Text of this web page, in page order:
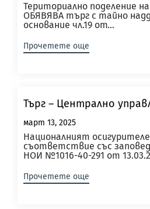
Териториално поделение
ОБЯВЯВА търг с тайно
основание чл.19 от...
Прочетете още
Търг – Централно
март 13, 2025
Националният
съответствие със
НОИ №1016-40-291 от
Прочетете още